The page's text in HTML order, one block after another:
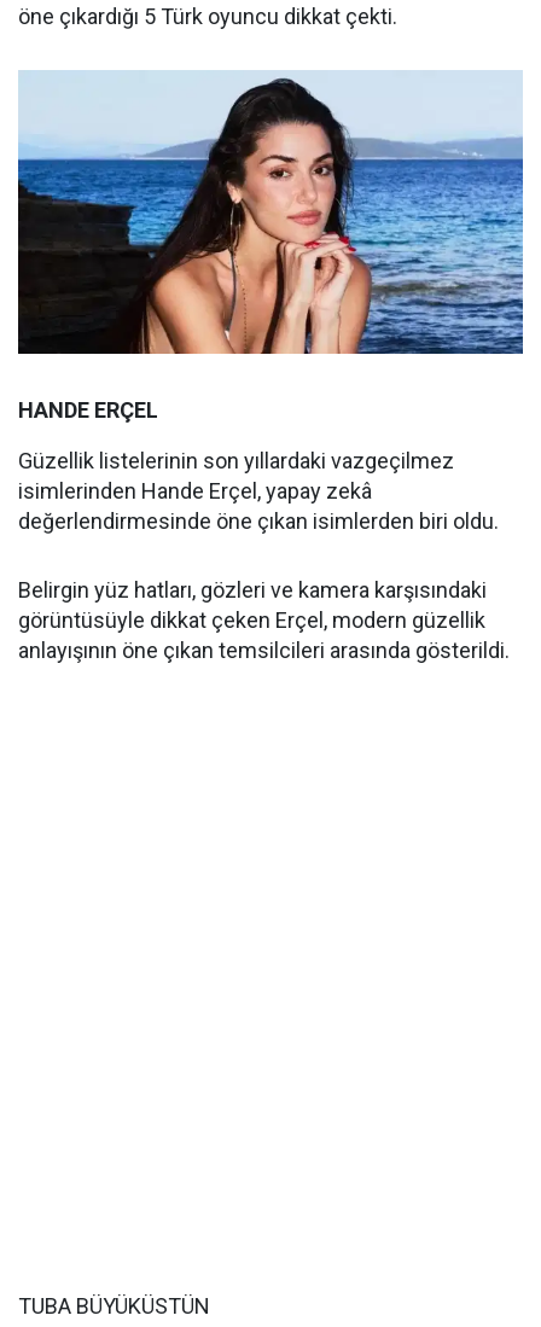
öne çıkardığı 5 Türk oyuncu dikkat çekti.
HANDE ERÇEL
Güzellik listelerinin son yıllardaki vazgeçilmez
isimlerinden Hande Erçel, yapay zekâ
değerlendirmesinde öne çıkan isimlerden biri oldu.
Belirgin yüz hatları, gözleri ve kamera karşısındaki
görüntüsüyle dikkat çeken Erçel, modern güzellik
anlayışının öne çıkan temsilcileri arasında gösterildi.
TUBA BÜYÜKÜSTÜN